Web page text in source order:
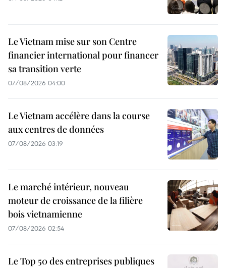
Le Vietnam mise sur son Centre
financier international pour financer
sa transition verte
07/08/2026 04:00
Le Vietnam accélère dans la course
aux centres de données
07/08/2026 03:19
Le marché intérieur, nouveau
moteur de croissance de la filière
bois vietnamienne
07/08/2026 02:54
Le Top 50 des entreprises publiques